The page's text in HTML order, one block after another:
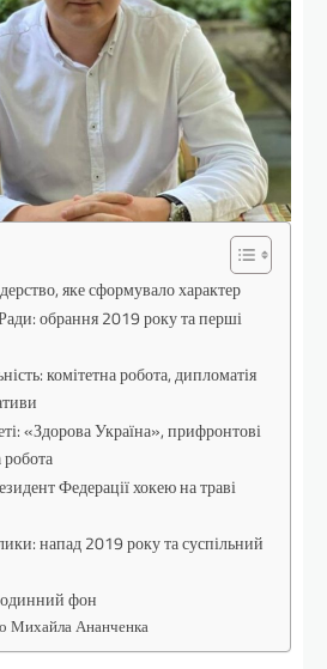
яке сформувало характер
обрання 2019 року та перші
комітетна робота, дипломатія
«Здорова Україна», прифронтові
Федерації хокею на траві
напад 2019 року та суспільний
фон
Михайла Ананченка